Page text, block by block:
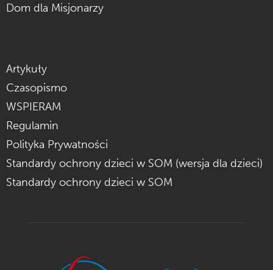
Dom dla Misjonarzy
Artykuły
Czasopismo
WSPIERAM
Regulamin
Polityka Prywatności
Standardy ochrony dzieci w SOM (wersja dla dzieci)
Standardy ochrony dzieci w SOM